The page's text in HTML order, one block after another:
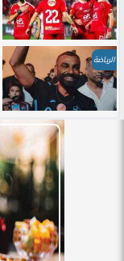
الرياضة